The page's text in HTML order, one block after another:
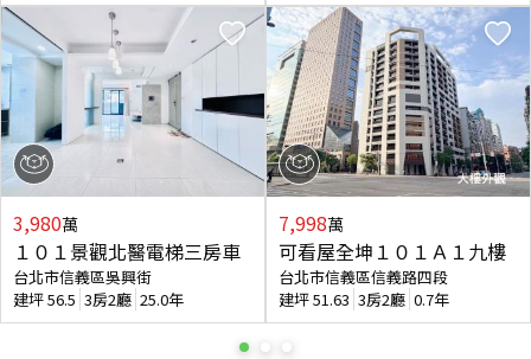
3,980萬
１０１景觀北醫電梯三房車
台北市信義區吳興街
建坪56.5 3房2廳 25.0年
7,998萬
可看屋全坤１０１Ａ１九樓
台北市信義區信義路四段
建坪51.63 3房2廳 0.7年